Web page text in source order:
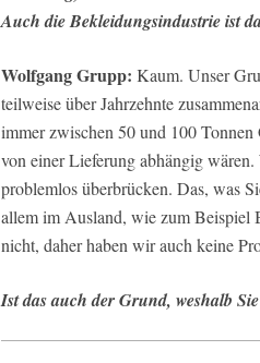
Auch die Bekleidungsindustrie ist
Wolfgang Grupp: Kaum. Unser
teilweise über Jahrzehnte
immer zwischen 50 und 100
von einer Lieferung abhängig
problemlos überbrücken. Das, was
allem im Ausland, wie zum Beispiel
nicht, daher haben wir auch keine
Ist das auch der Grund, weshalb